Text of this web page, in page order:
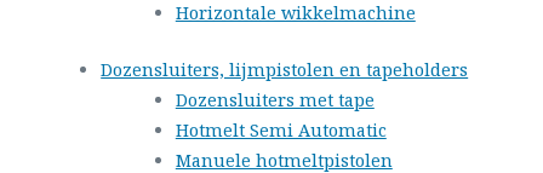
Horizontale wikkelmachine
Dozensluiters, lijmpistolen en tapeholders
Dozensluiters met tape
Hotmelt Semi Automatic
Manuele hotmeltpistolen